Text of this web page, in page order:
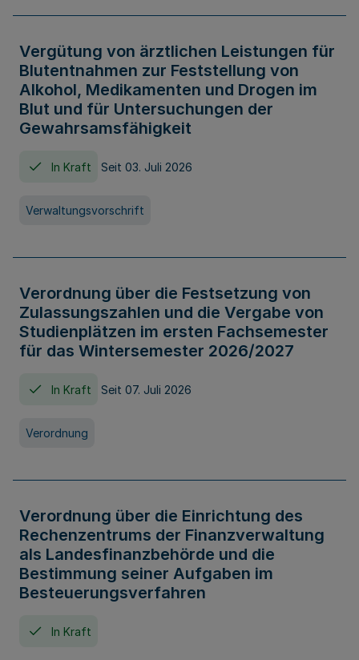
Vergütung von ärztlichen Leistungen für
Blutentnahmen zur Feststellung von
Alkohol, Medikamenten und Drogen im
Blut und für Untersuchungen der
Gewahrsamsfähigkeit
In Kraft Seit 03. Juli 2026
Verwaltungsvorschrift
Verordnung über die Festsetzung von
Zulassungszahlen und die Vergabe von
Studienplätzen im ersten Fachsemester
für das Wintersemester 2026/2027
In Kraft Seit 07. Juli 2026
Verordnung
Verordnung über die Einrichtung des
Rechenzentrums der Finanzverwaltung
als Landesfinanzbehörde und die
Bestimmung seiner Aufgaben im
Besteuerungsverfahren
In Kraft